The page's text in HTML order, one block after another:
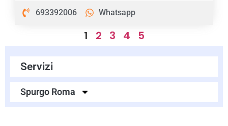
693392006 Whatsapp
1 2 3 4 5
Servizi
Spurgo Roma